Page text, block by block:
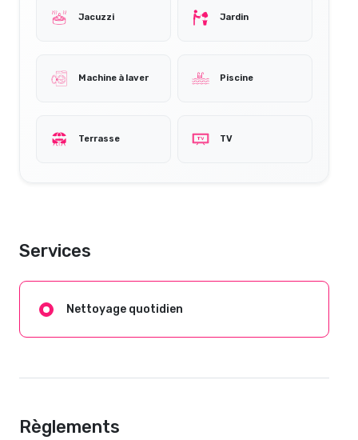
Jacuzzi Jardin
Machine à laver Piscine
Terrasse TV
Services
Nettoyage quotidien
Règlements